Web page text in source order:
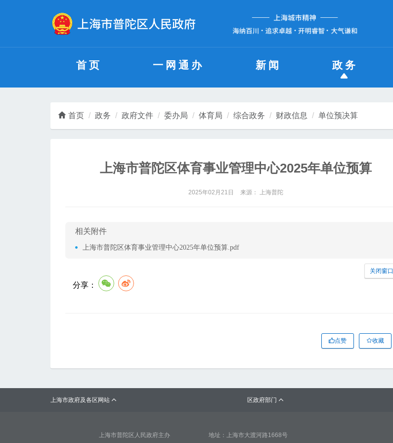
首页 一网通办 新闻 政务
首页 政务 政府文件 委办局 体育局 综合政务 财政信息 单位预决算
上海市普陀区体育事业管理中心2025年单位预算
2025年02月21日 来源： 上海普陀
相关附件
上海市普陀区体育事业管理中心2025年单位预算.pdf
分享：
关闭窗口
点赞 收藏
上海市政府及各区网站  区政府部门 
上海市普陀区人民政府主办 地址：上海市大渡河路1668号